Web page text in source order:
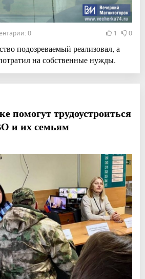
0 1 0
подозреваемый реализовал, а
на собственные нужды.
помогут трудоустроиться
и их семьям